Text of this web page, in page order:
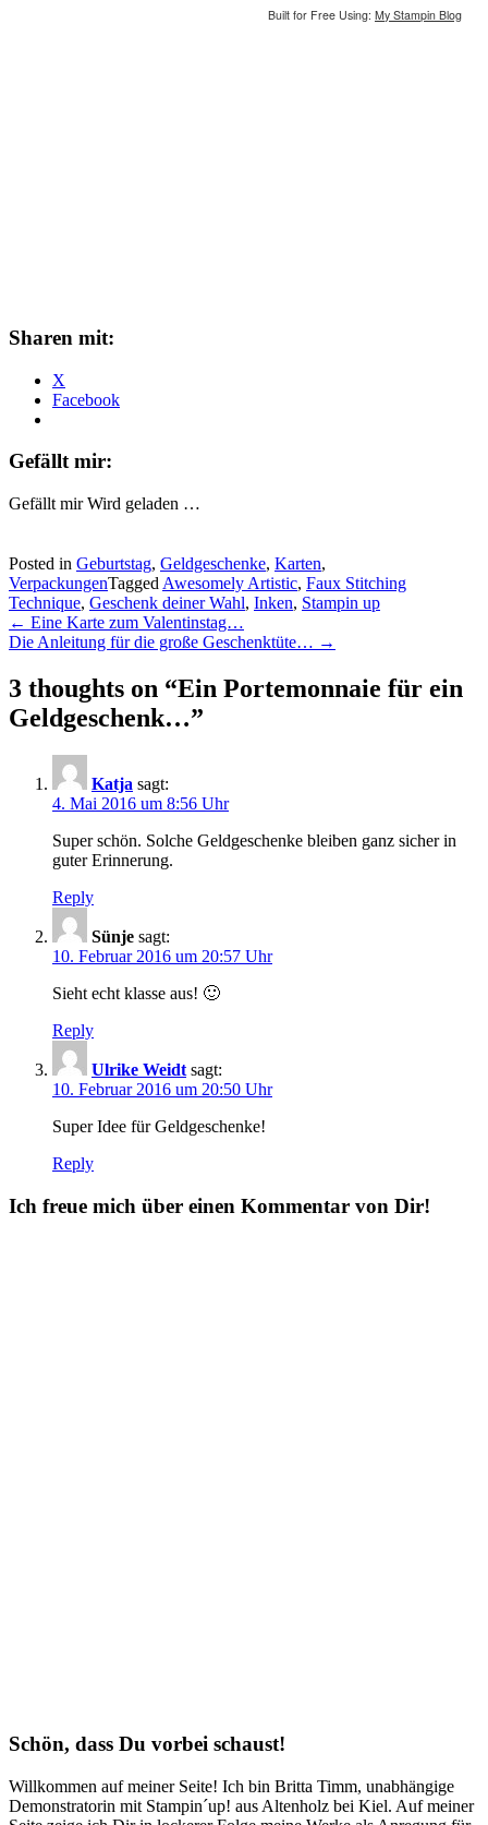
Built for Free Using: My Stampin Blog
Sharen mit:
X
Facebook
Gefällt mir:
Gefällt mir Wird geladen …
Posted in Geburtstag, Geldgeschenke, Karten,
VerpackungenTagged Awesomely Artistic, Faux Stitching
Technique, Geschenk deiner Wahl, Inken, Stampin up
Post
navigation
← Eine Karte zum Valentinstag…
Die Anleitung für die große Geschenktüte… →
3 thoughts on “Ein Portemonnaie für ein
Geldgeschenk…”
Katja sagt:
4. Mai 2016 um 8:56 Uhr
Super schön. Solche Geldgeschenke bleiben ganz sicher in
guter Erinnerung.
Reply
Sünje sagt:
10. Februar 2016 um 20:57 Uhr
Sieht echt klasse aus! 🙂
Reply
Ulrike Weidt sagt:
10. Februar 2016 um 20:50 Uhr
Super Idee für Geldgeschenke!
Reply
Ich freue mich über einen Kommentar von Dir!
Schön, dass Du vorbei schaust!
Willkommen auf meiner Seite! Ich bin Britta Timm, unabhängige
Demonstratorin mit Stampin´up! aus Altenholz bei Kiel. Auf meiner